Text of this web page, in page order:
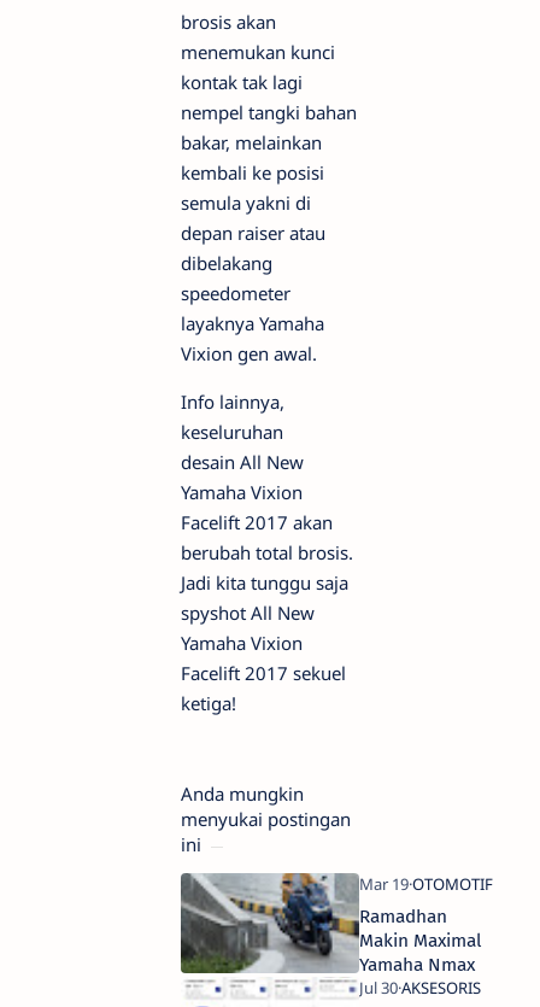
brosis akan
menemukan kunci
kontak tak lagi
nempel tangki bahan
bakar, melainkan
kembali ke posisi
semula yakni di
depan raiser atau
dibelakang
speedometer
layaknya Yamaha
Vixion gen awal.
Info lainnya,
keseluruhan
desain All New
Yamaha Vixion
Facelift 2017 akan
berubah total brosis.
Jadi kita tunggu saja
spyshot All New
Yamaha Vixion
Facelift 2017 sekuel
ketiga!
Anda mungkin
menyukai postingan
ini
Ramadhan
Makin Maximal
Yamaha Nmax